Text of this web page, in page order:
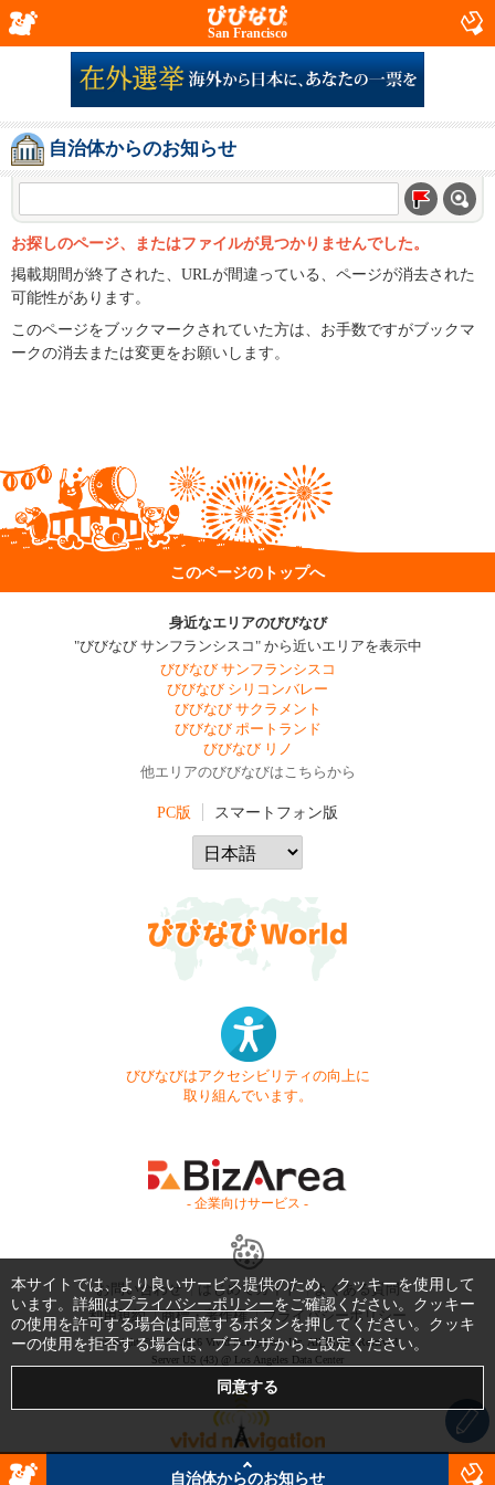
San Francisco
自治体からのお知らせ
お探しのページ、またはファイルが見つかりませんでした。
掲載期間が終了された、URLが間違っている、ページが消去された
可能性があります。
このページをブックマークされていた方は、お手数ですがブックマ
ークの消去または変更をお願いします。
このページのトップへ
身近なエリアのびびなび
"びびなび サンフランシスコ" から近いエリアを表示中
びびなび サンフランシスコ
びびなび シリコンバレー
びびなび サクラメント
びびなび ポートランド
びびなび リノ
他エリアのびびなびはこちらから
PC版 スマートフォン版
びびなびはアクセシビリティの向上に
取り組んでいます。
- 企業向けサービス -
お問い合わせ はじめてガイド
よくある質問
利用規約
商標・著作権 プライバシーポリシー
Copyright © 1999-2026 Vivid Navigation, Inc. All Rights Reserved.
Server US (43) @ Los Angeles Data Center
自治体からのお知らせ
本サイトでは、より良いサービス提供のため、クッキーを使用して
います。詳細はプライバシーポリシーをご確認ください。クッキー
の使用を許可する場合は同意するボタンを押してください。クッキ
ーの使用を拒否する場合は、ブラウザからご設定ください。